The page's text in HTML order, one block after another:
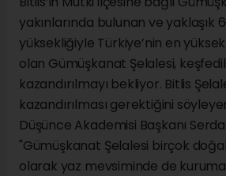
yakınlarında bulunan ve yaklaşık
yüksekliğiyle Türkiye’nin en
olan Gümüşkanat Şelalesi,
kazandırılmayı bekliyor. Bitlis
kazandırılması gerektiğini
Düşünce Akademisi Başkanı
"Gümüşkanat Şelalesi birçok
olarak yaz mevsiminde de